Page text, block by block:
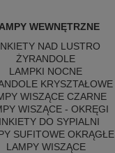
WEWNĘTRZNE
NAD LUSTRO
ŻYRANDOLE
LAMPKI NOCNE
KRYSZTAŁOWE
WISZĄCE CZARNE
WISZĄCE - OKRĘGI
DO SYPIALNI
SUFITOWE OKRĄGŁE
LAMPY WISZĄCE